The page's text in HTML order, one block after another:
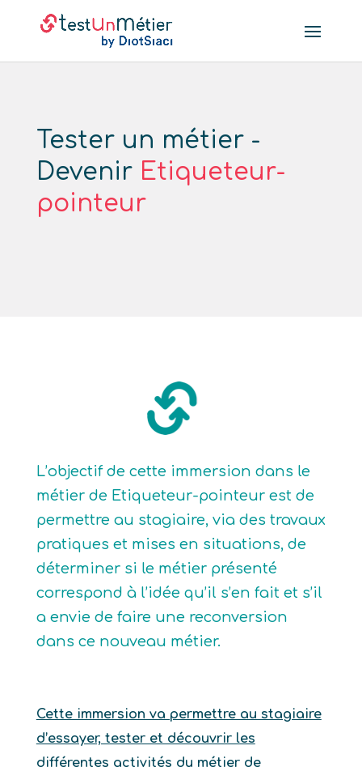
Tester un métier -
Devenir Etiqueteur-
pointeur
L’objectif de cette immersion dans le
métier de Etiqueteur-pointeur est de
permettre au stagiaire, via des travaux
pratiques et mises en situations, de
déterminer si le métier présenté
correspond à l’idée qu’il s’en fait et s’il
a envie de faire une reconversion
dans ce nouveau métier.
Cette immersion va permettre au stagiaire
d’essayer, tester et découvrir les
différentes activités du métier de